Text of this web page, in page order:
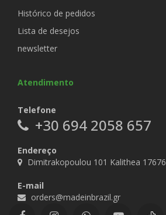
Histórico de pedidos
Lista de desejos
newsletter
Atendimento
Telefone
+30 694 2058 657
Endereço
Dimitrakopoulou 101 Kalithea 17676
E-mail
orders@madeinbrazil.gr